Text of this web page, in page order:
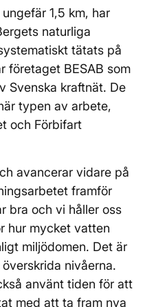
1,5 km, har
naturliga
tätats på
företaget BESAB som
Svenska kraftnät. De
typen av arbete,
och Förbifart
avancerar vidare på
framför
bra och vi håller oss
hur mycket vatten
miljödomen. Det är
nivåerna.
använt tiden för att
med att ta fram nya